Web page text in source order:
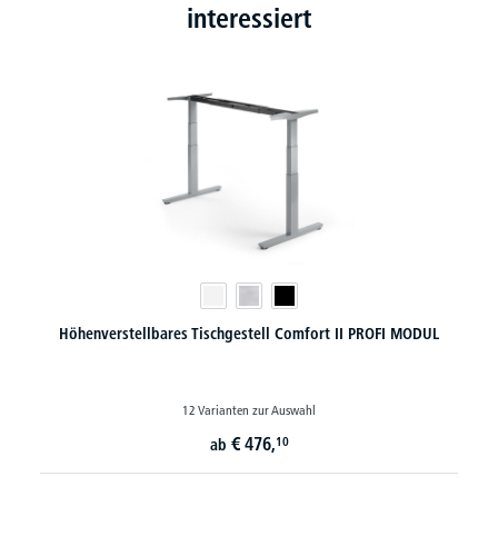
interessiert
Höhenverstellbares Tischgestell Comfort II PROFI MODUL
12 Varianten zur Auswahl
ab € 476,10